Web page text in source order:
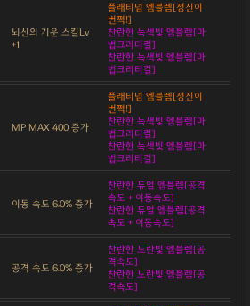
뇌신의 기운 스킬Lv
+1
플래티넘 엠블렘[정신이
번쩍!]
찬란한 녹색빛 엠블렘[마
법크리티컬]
찬란한 녹색빛 엠블렘[마
법크리티컬]
MP MAX 400 증가
플래티넘 엠블렘[정신이
번쩍!]
찬란한 녹색빛 엠블렘[마
법크리티컬]
찬란한 녹색빛 엠블렘[마
법크리티컬]
이동 속도 6.0% 증가
찬란한 듀얼 엠블렘[공격
속도 + 이동속도]
찬란한 듀얼 엠블렘[공격
속도 + 이동속도]
공격 속도 6.0% 증가
찬란한 노란빛 엠블렘[공
격속도]
찬란한 노란빛 엠블렘[공
격속도]